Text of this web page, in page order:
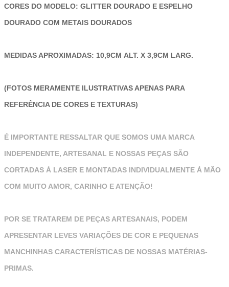
CORES DO MODELO: GLITTER DOURADO E ESPELHO
DOURADO COM METAIS DOURADOS
MEDIDAS APROXIMADAS: 10,9CM ALT. X 3,9CM LARG.
(FOTOS MERAMENTE ILUSTRATIVAS APENAS PARA
REFERÊNCIA DE CORES E TEXTURAS)
É IMPORTANTE RESSALTAR QUE SOMOS UMA MARCA
INDEPENDENTE, ARTESANAL E NOSSAS PEÇAS SÃO
CORTADAS À LASER E MONTADAS INDIVIDUALMENTE À MÃO
COM MUITO AMOR, CARINHO E ATENÇÃO!
POR SE TRATAREM DE PEÇAS ARTESANAIS, PODEM
APRESENTAR LEVES VARIAÇÕES DE COR E PEQUENAS
MANCHINHAS CARACTERÍSTICAS DE NOSSAS MATÉRIAS-
PRIMAS.